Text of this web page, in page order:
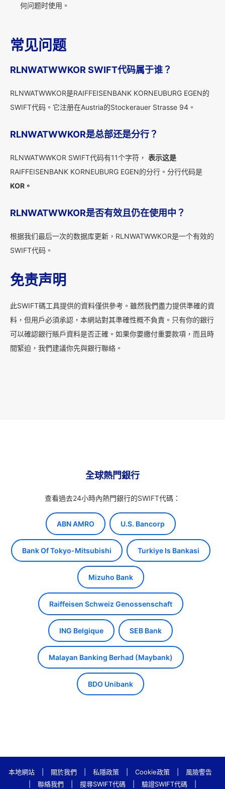
何问题时使用。
常见问题
RLNWATWWKOR SWIFT代码属于谁？
RLNWATWWKOR是RAIFFEISENBANK KORNEUBURG EGEN的
SWIFT代码。它注册在Austria的Stockerauer Strasse 94。
RLNWATWWKOR是总部还是分行？
RLNWATWWKOR SWIFT代码有11个字符， 表示这是
RAIFFEISENBANK KORNEUBURG EGEN的分行。分行代码是
KOR。
RLNWATWWKOR是否有效且仍在使用中？
根据我们最后一次的数据库更新，RLNWATWWKOR是一个有效的
SWIFT代码。
免责声明
此SWIFT碼工具提供的資料僅供參考。雖然我們盡力提供準確的資
料，但用戶必須承認，本網站對其準確性概不負責。只有你的銀行
可以確認銀行賬戶資料是否正確。如果你要繳付重要款項，而且時
間緊迫，我們建議你先與銀行聯絡。
全球熱門銀行
查看過去24小時內熱門銀行的SWIFT代碼：
ABN AMRO U.S. Bancorp
Bank Of Tokyo-Mitsubishi Turkiye Is Bankasi
Mizuho Bank
Raiffeisen Schweiz Genossenschaft
ING Belgique SEB Bank
Malayan Banking Berhad (Maybank)
BDO Unibank
本地網站 關於我們 私隱政策 Cookie政策
風險警告
聯絡我們 搜尋SWIFT代碼 驗證SWIFT代碼